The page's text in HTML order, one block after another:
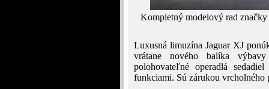
Kompletný modelový rad
Luxusná limuzína Jaguar XJ
vrátane nového balíka
polohovateľné operadlá
funkciami. Sú zárukou